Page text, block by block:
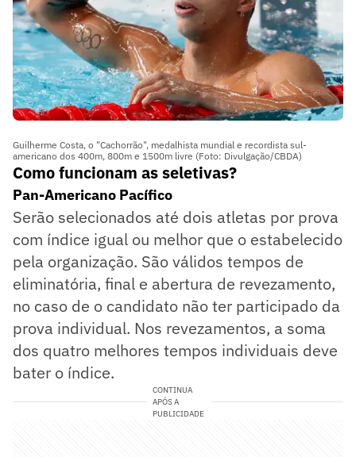
Guilherme Costa, o "Cachorrão", medalhista mundial e recordista sul-
americano dos 400m, 800m e 1500m livre (Foto: Divulgação/CBDA)
Como funcionam as seletivas?
Pan-Americano Pacífico
Serão selecionados até dois atletas por prova
com índice igual ou melhor que o estabelecido
pela organização. São válidos tempos de
eliminatória, final e abertura de revezamento,
no caso de o candidato não ter participado da
prova individual. Nos revezamentos, a soma
dos quatro melhores tempos individuais deve
bater o índice.
CONTINUA
APÓS A
PUBLICIDADE